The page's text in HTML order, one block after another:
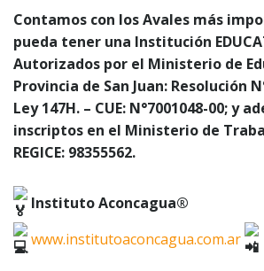
Contamos con los Avales más
pueda tener una Institución
Autorizados por el Ministerio de
Provincia de San Juan: Resolución
Ley 147H. – CUE: N°7001048-00; y
inscriptos en el Ministerio de
REGICE: 98355562.
Instituto Aconcagua®
www.institutoaconcagua.com.ar